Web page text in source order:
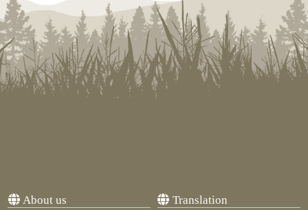
About us Translation